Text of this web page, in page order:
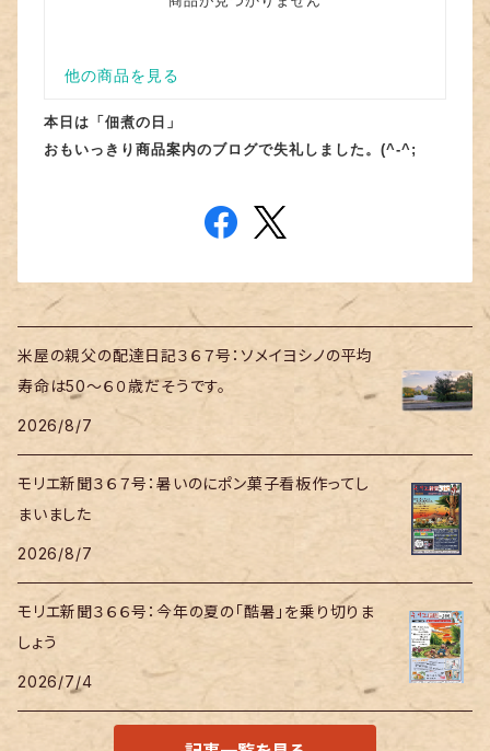
本日は「佃煮の日」
おもいっきり商品案内のブログで失礼しました。(^-^;
米屋の親父の配達日記３６７号：ソメイヨシノの平均
寿命は50～６０歳だそうです。
2026/8/7
モリエ新聞３６７号：暑いのにポン菓子看板作ってし
まいました
2026/8/7
モリエ新聞３６６号：今年の夏の「酷暑」を乗り切りま
しょう
2026/7/4